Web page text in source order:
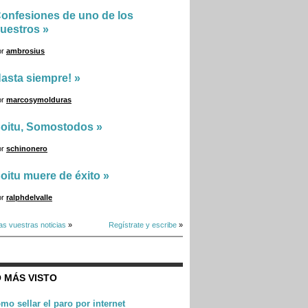
de uno de los
»
ambrosius
siempre! »
marcosymolduras
Somostodos »
schinonero
muere de éxito »
ralphdelvalle
vuestras noticias » Regístrate y escribe »
MÁS VISTO
sellar el paro por internet